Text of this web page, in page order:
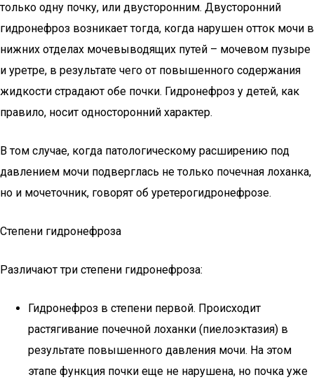
только одну почку, или двусторонним. Двусторонний
гидронефроз возникает тогда, когда нарушен отток мочи в
нижних отделах мочевыводящих путей – мочевом пузыре
и уретре, в результате чего от повышенного содержания
жидкости страдают обе почки. Гидронефроз у детей, как
правило, носит односторонний характер.
В том случае, когда патологическому расширению под
давлением мочи подверглась не только почечная лоханка,
но и мочеточник, говорят об уретерогидронефрозе.
Степени гидронефроза
Различают три степени гидронефроза:
Гидронефроз в степени первой. Происходит
растягивание почечной лоханки (пиелоэктазия) в
результате повышенного давления мочи. На этом
этапе функция почки еще не нарушена, но почка уже